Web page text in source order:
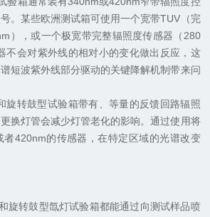
。某些欧洲测试箱可使用一个宽带TUV （完
），或一个极宽带完整辐照度传感器（ 280
不会对紫外线的相对小的变化做出反应，这
短波紫外线部分驱动的关键降解机制带来问
旋转鼓型试验箱带有、等量的反馈回路辐照
换灯管会减少灯管老化的影响。通过使用将
者420nm的传感器，在特定区域的光谱改变
旋转鼓型氙灯试验箱都能通过向测试样品喷